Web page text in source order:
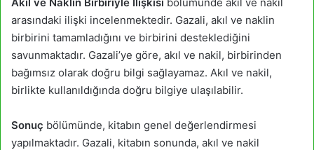
arasındaki ilişki incelenmektedir. Gazali, akıl ve naklin
birbirini tamamladığını ve birbirini desteklediğini
savunmaktadır. Gazali’ye göre, akıl ve nakil, birbirinden
bağımsız olarak doğru bilgi sağlayamaz. Akıl ve nakil,
birlikte kullanıldığında doğru bilgiye ulaşılabilir.
Sonuç bölümünde, kitabın genel değerlendirmesi
yapılmaktadır. Gazali, kitabın sonunda, akıl ve nakil